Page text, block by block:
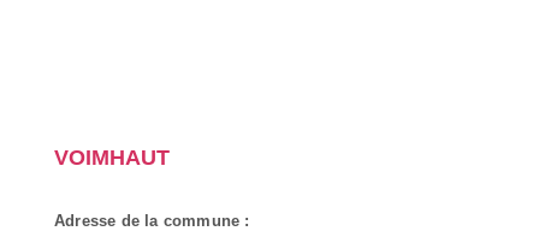
VOIMHAUT
Adresse de la commune :